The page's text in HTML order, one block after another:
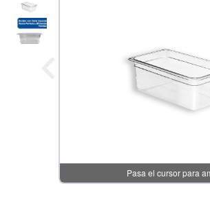
Pasa el cursor para